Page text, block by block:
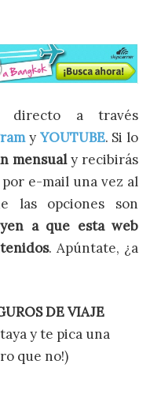
directo a través
y YOUTUBE. Si lo
mensualy recibirás
e-mail una vez al
las opciones son
a que esta web
. Apúntate, ¿a
DE VIAJE
y te pica una
que no!)